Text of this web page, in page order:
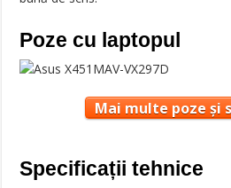
Poze cu laptopul
Mai multe poze și
Specificații tehnice